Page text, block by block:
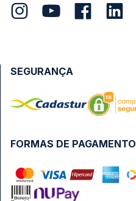
FORMAS DE PAGAMENTO
SEGURANÇA